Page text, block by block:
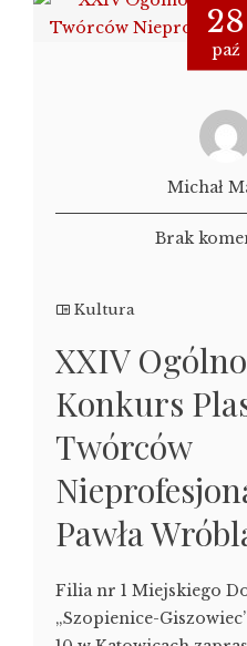
28
paź
Michał
Brak
Kultura
XXIV
Konkurs
Twórców
Pawła
Filia nr 1 Miejskiego
„Szopienice-